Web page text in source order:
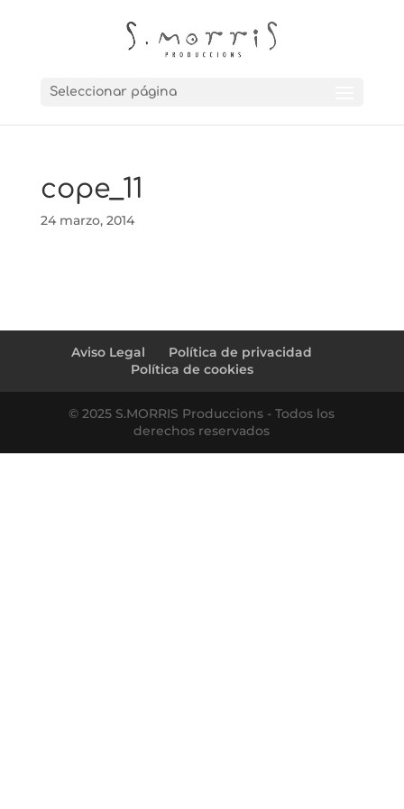
Seleccionar página
cope_11
24 marzo, 2014
Aviso Legal
Política de privacidad
Política de cookies
© 2025 S.MORRIS Produccions - Todos los
derechos reservados